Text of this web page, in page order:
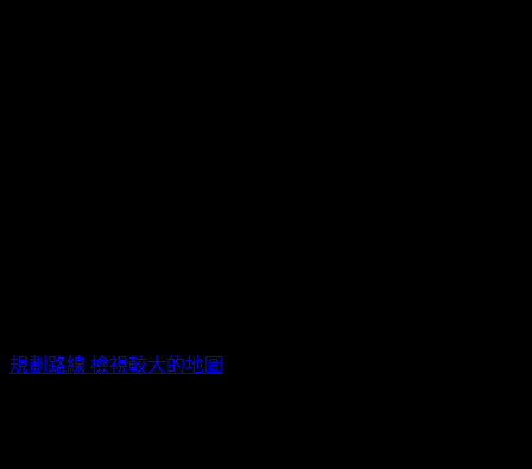
規劃路線 檢視較大的地圖